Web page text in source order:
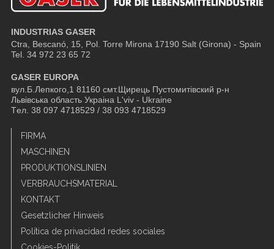
INDUSTRIAS GASER
Ctra, Bescanó, 15, Pol. Torre Mirona 17190 Salt (Girona) - Spain
Tel. 34 972 23 65 72
GASER EUROPA
вул.Б.Лепкого,1 81160 смт.Щирець Пустомитівский р-н
Львівська область Украіна L'viv - Ukraine
Tел. 38 097 4718529 / 38 093 4718529
FIRMA
MASCHINEN
PRODUKTIONSLINIEN
VERBRAUCHSMATERIAL
KONTAKT
Gesetzlicher Hinweis
Política de privacidad redes sociales
Cookies-Politik